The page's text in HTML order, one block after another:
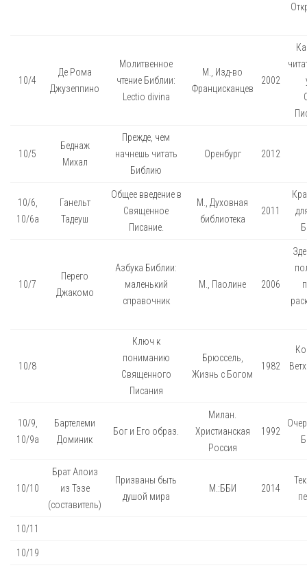
10/4
Де Рома
Джузеппино
Молитвенное
чтение Библии:
Lectio divina
М., Изд-во
Францисканцев
2002
10/5
Беднаж
Михал
Прежде, чем
начнешь читать
Библию
Оренбург 2012
10/6,
10/6а
Ганельт
Тадеуш
Общее введение в
Священное
Писание.
М., Духовная
библиотека
2011
10/7
Перего
Джакомо
Азбука Библии:
маленький
справочник
М., Паолине 2006
10/8
Ключ к
пониманию
Священного
Писания
Брюссель,
Жизнь с Богом
1982
10/9,
10/9а
Бартелеми
Доминик
Бог и Его образ.
Милан.
Христианская
Россия
1992
10/10
Брат Алоиз
из Тэзе
(составитель)
Призваны быть
душой мира
М.:ББИ 2014
10/11
10/19